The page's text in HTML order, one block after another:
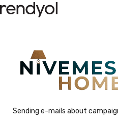
Sending e-mails about